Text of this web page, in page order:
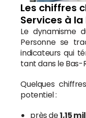
Les chiffres
Services à
Le dynamisme
Personne se
indicateurs qui
tant dans le Bas-
Quelques
potentiel :
près de1,15